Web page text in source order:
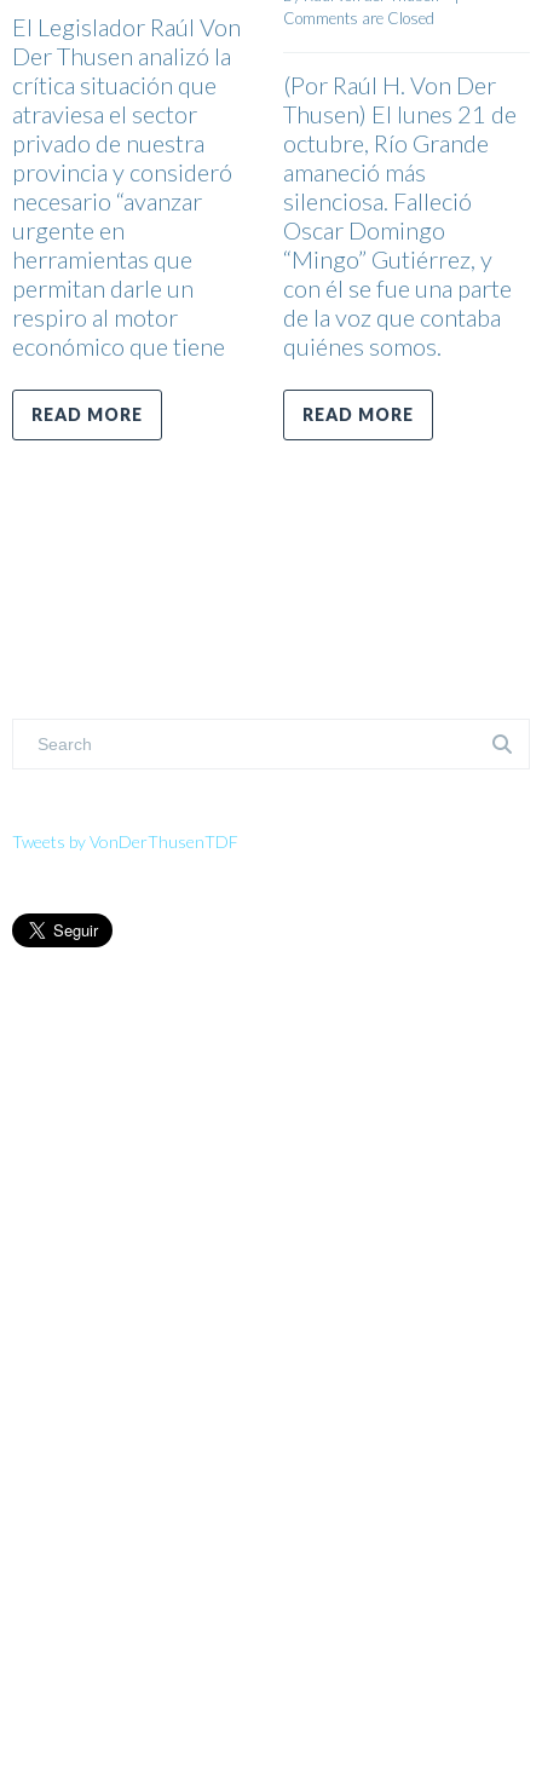
El Legislador Raúl Von
Der Thusen analizó la
crítica situación que
atraviesa el sector
privado de nuestra
provincia y consideró
necesario “avanzar
urgente en
herramientas que
permitan darle un
respiro al motor
económico que tiene
READ MORE
Comments are Closed
(Por Raúl H. Von Der
Thusen) El lunes 21 de
octubre, Río Grande
amaneció más
silenciosa. Falleció
Oscar Domingo
“Mingo” Gutiérrez, y
con él se fue una parte
de la voz que contaba
quiénes somos.
READ MORE
Tweets by VonDerThusenTDF